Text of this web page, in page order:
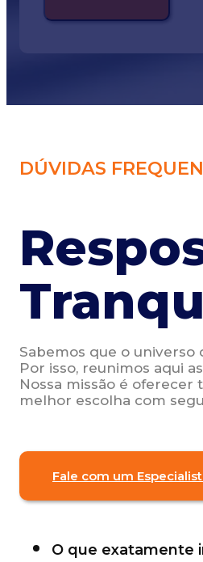
DÚVIDAS
Sabemos que o
Por isso, reunimos aqui
Nossa missão é oferecer
melhor escolha com
Fale com um
O que exatamente